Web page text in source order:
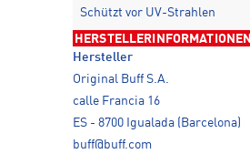
Schützt vor UV-Strahlen
HERSTELLERINFORMATIONEN
Hersteller
Original Buff S.A.
calle Francia 16
ES - 8700 Igualada (Barcelona)
buff@buff.com